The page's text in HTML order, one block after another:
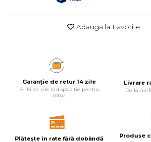
Baterii & Acumulatori
Baterii AA
Corpuri de Iluminat
Proiectoare
Iluminare Led
Adauga la Favorite
Garanție de retur 14 zile
Ai 14 de zile la dispozitie pentru
retur
Livrare
De la
Plătește în rate fără dobândă Produse